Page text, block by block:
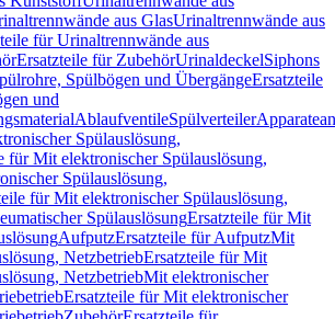
aus GlasUrinaltrennwände aus
für Urinaltrennwände aus
Ersatzteile für ZubehörUrinaldeckelSiphons
Spülbögen und ÜbergängeErsatzteile
und
AblaufventileSpülverteiler
Spülauslösung,
für Mit elektronischer Spülauslösung,
Spülauslösung,
für Mit elektronischer Spülauslösung,
SpülauslösungErsatzteile für Mit
AufputzErsatzteile für AufputzMit
NetzbetriebErsatzteile für Mit
NetzbetriebMit elektronischer
Ersatzteile für Mit elektronischer